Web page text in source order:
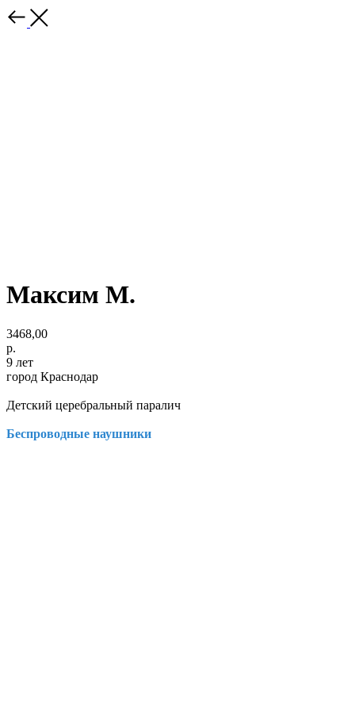
Максим М.
3468,00
р.
9 лет
город Краснодар
Детский церебральный паралич
Беспроводные наушники